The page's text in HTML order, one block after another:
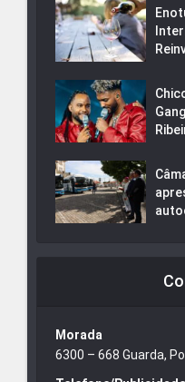
Morada
6300 – 668 Guarda,